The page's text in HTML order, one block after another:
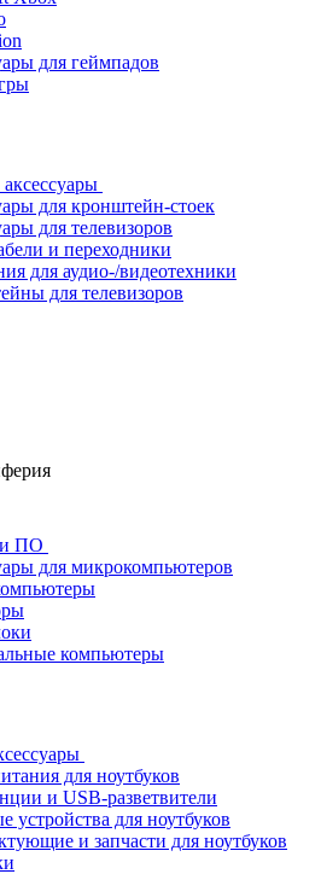
для геймпадов
для кронштейн-стоек
для телевизоров
и переходники
для аудио-/видеотехники
для телевизоров
ПО
для микрокомпьютеров
компьютеры
для ноутбуков
и USB-разветвители
устройства для ноутбуков
и запчасти для ноутбуков